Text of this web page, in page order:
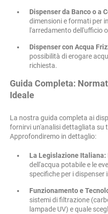
Dispenser da Banco o a
dimensioni e formati per
l'arredamento dell'ufficio
Dispenser con Acqua
possibilità di erogare
richiesta.
Guida Completa:
Ideale
La nostra guida completa ai
fornirvi un'analisi dettagliata su
Approfondiremo in dettaglio:
La Legislazione Italiana:
dell'acqua potabile e le
specifiche per i
Funzionamento e
sistemi di filtrazione
lampade UV) e quale